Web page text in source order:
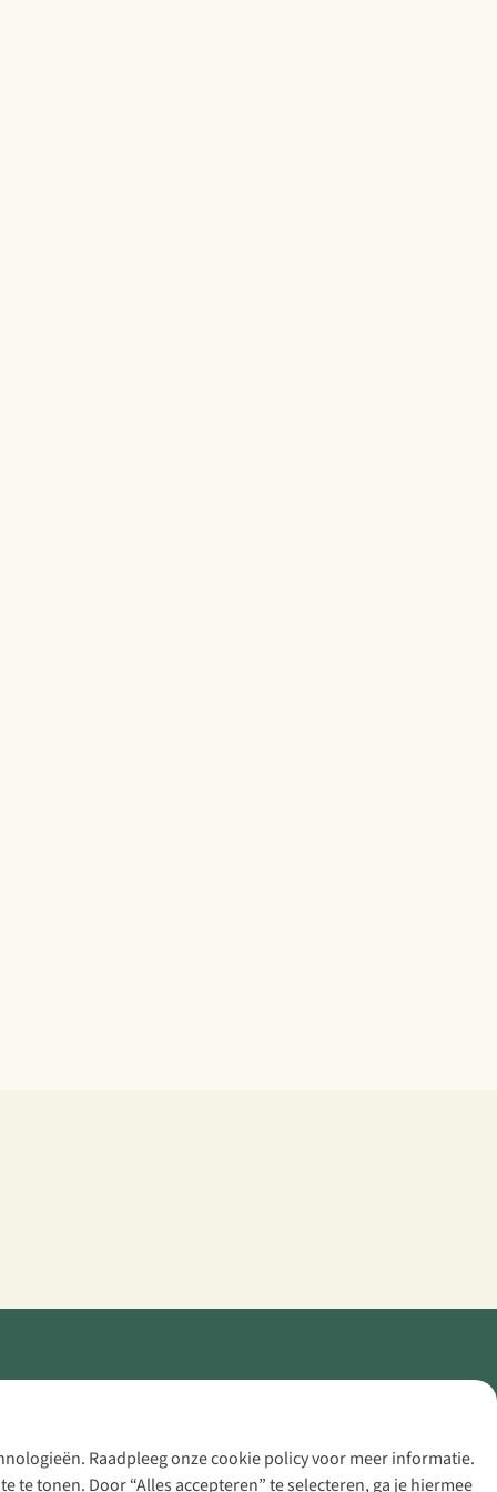
Raadpleeg onze cookie policy voor meer informatie.
tonen. Door “Alles accepteren” te selecteren, ga je hiermee